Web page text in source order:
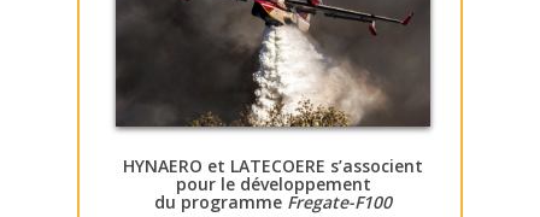
HYNAERO et LATECOERE s’associent
pour le développement
du programme Fregate-F100